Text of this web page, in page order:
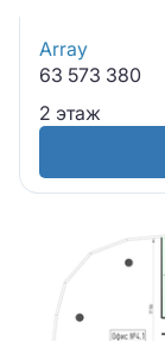
Array
63 573 380
2 этаж